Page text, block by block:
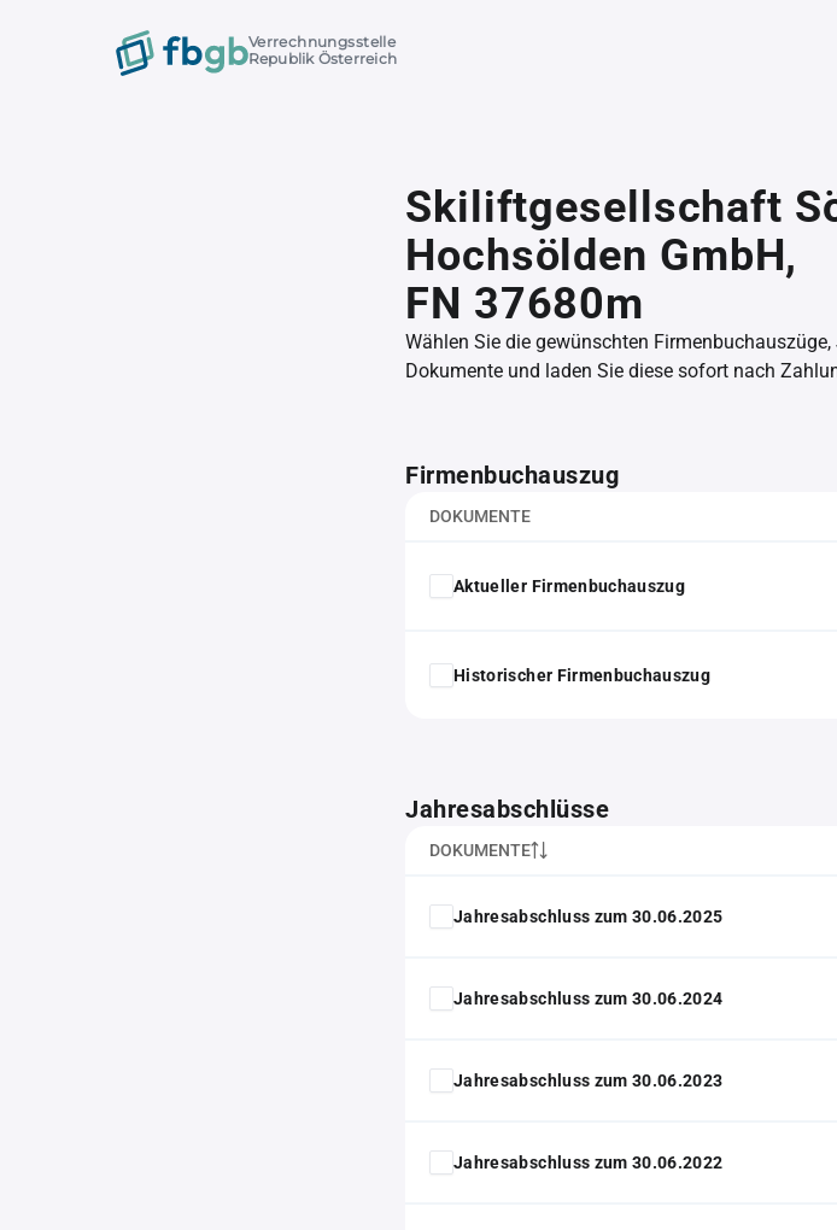
Verrechnungsstelle
Republik Österreich
Skiliftgesellschaft
Hochsölden GmbH,
FN 37680m
Wählen Sie die gewünschten
Dokumente und laden Sie diese sofort nach
Firmenbuchauszug
DOKUMENTE
Aktueller Firmenbuchauszug
Historischer Firmenbuchauszug
Jahresabschlüsse
DOKUMENTE
Jahresabschluss zum 30.06.2025
Jahresabschluss zum 30.06.2024
Jahresabschluss zum 30.06.2023
Jahresabschluss zum 30.06.2022